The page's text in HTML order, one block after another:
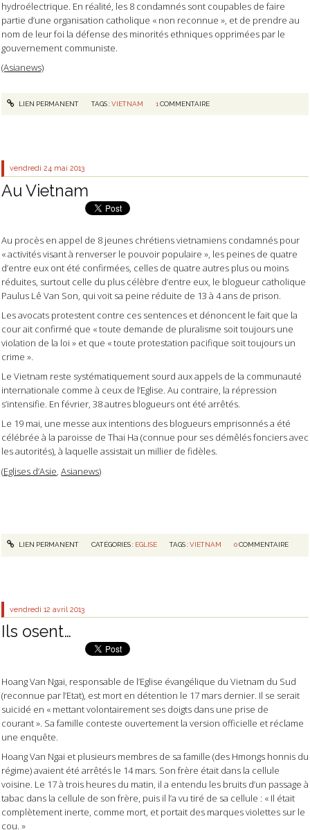
hydroélectrique. En réalité, les 8 condamnés sont coupables de faire
partie d’une organisation catholique « non reconnue », et de prendre au
nom de leur foi la défense des minorités ethniques opprimées par le
gouvernement communiste.
(Asianews)
LIEN PERMANENT TAGS :VIETNAM 1 COMMENTAIRE
vendredi 24 mai 2013
Au Vietnam
Au procès en appel de 8 jeunes chrétiens vietnamiens condamnés pour
« activités visant à renverser le pouvoir populaire », les peines de quatre
d’entre eux ont été confirmées, celles de quatre autres plus ou moins
réduites, surtout celle du plus célèbre d’entre eux, le blogueur catholique
Paulus Lê Van Son, qui voit sa peine réduite de 13 à 4 ans de prison.
Les avocats protestent contre ces sentences et dénoncent le fait que la
cour ait confirmé que « toute demande de pluralisme soit toujours une
violation de la loi » et que « toute protestation pacifique soit toujours un
crime ».
Le Vietnam reste systématiquement sourd aux appels de la communauté
internationale comme à ceux de l’Eglise. Au contraire, la répression
s’intensifie. En février, 38 autres blogueurs ont été arrêtés.
Le 19 mai, une messe aux intentions des blogueurs emprisonnés a été
célébrée à la paroisse de Thai Ha (connue pour ses démêlés fonciers avec
les autorités), à laquelle assistait un millier de fidèles.
(Eglises d’Asie Asianews)
LIEN PERMANENT CATÉGORIES : EGLISE TAGS :VIETNAM 0 COMMENTAIRE
vendredi 12 avril 2013
Ils osent…
Hoang Van Ngai, responsable de l’Eglise évangélique du Vietnam du Sud
(reconnue par l’Etat), est mort en détention le 17 mars dernier. Il se serait
suicidé en « mettant volontairement ses doigts dans une prise de
courant ». Sa famille conteste ouvertement la version officielle et réclame
une enquête.
Hoang Van Ngai et plusieurs membres de sa famille (des Hmongs honnis du
régime) avaient été arrêtés le 14 mars. Son frère était dans la cellule
voisine. Le 17 à trois heures du matin, il a entendu les bruits d’un passage à
tabac dans la cellule de son frère, puis il l’a vu tiré de sa cellule : « Il était
complètement inerte, comme mort, et portait des marques violettes sur le
cou. »